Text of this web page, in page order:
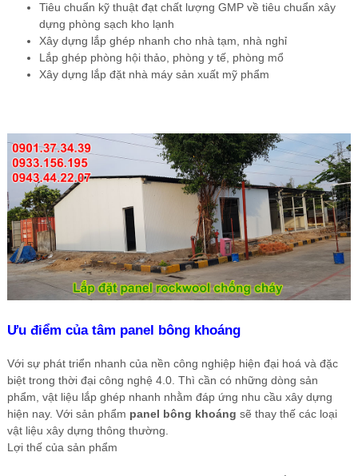
Tiêu chuẩn kỹ thuật đạt chất lượng GMP về tiêu chuẩn xây
dựng phòng sạch kho lạnh
Xây dựng lắp ghép nhanh cho nhà tạm, nhà nghỉ
Lắp ghép phòng hội thảo, phòng y tế, phòng mổ
Xây dựng lắp đặt nhà máy sản xuất mỹ phẩm
Ưu điểm của tâm panel bông khoáng
Với sự phát triển nhanh của nền công nghiệp hiện đại hoá và đặc
biệt trong thời đại công nghệ 4.0. Thì cần có những dòng sản
phẩm, vật liệu lắp ghép nhanh nhằm đáp ứng nhu cầu xây dựng
hiện nay. Với sản phẩm panel bông khoáng sẽ thay thế các loại
vật liệu xây dựng thông thường.
Lợi thế của sản phẩm